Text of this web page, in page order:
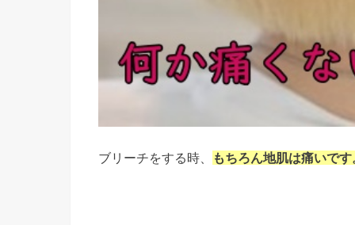
ブリーチをする時、 もちろん地肌は痛いです